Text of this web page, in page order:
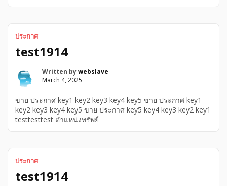
ประกาศ
test1914
Written bywebslave
March 4, 2025
ขาย ประกาศ key1 key2 key3 key4 key5 ขาย ประกาศ key1
key2 key3 key4 key5 ขาย ประกาศ key5 key4 key3 key2 key1
testtesttest ตำแหน่งทรัพย์
ประกาศ
test1914